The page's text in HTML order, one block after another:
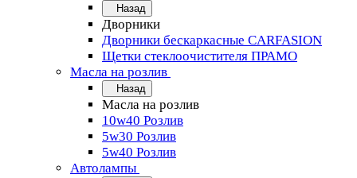
Назад
Дворники
Дворники бескаркасные CARFASION
Щетки стеклоочистителя ПРАМО
Масла на розлив
Назад
Масла на розлив
10w40 Розлив
5w30 Розлив
5w40 Розлив
Автолампы